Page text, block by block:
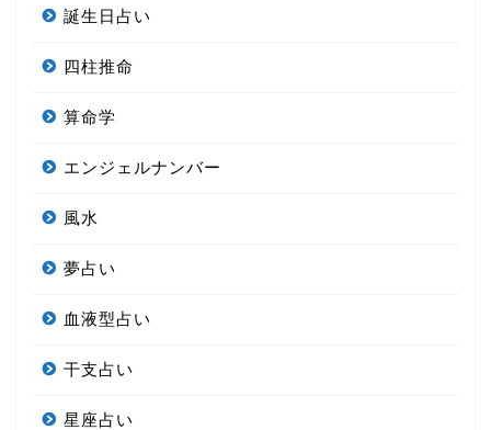
誕生日占い
四柱推命
算命学
エンジェルナンバー
風水
夢占い
血液型占い
干支占い
星座占い